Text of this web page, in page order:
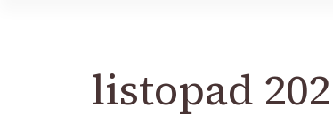
listopad